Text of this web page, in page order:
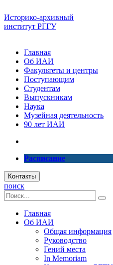
Историко-архивный
институт РГГУ
Главная
Об ИАИ
Факультеты и центры
Поступающим
Студентам
Выпускникам
Наука
Музейная деятельность
90 лет ИАИ
Расписание
Контакты
поиск
Главная
Об ИАИ
Общая информация
Руководство
Гений места
In Memoriam